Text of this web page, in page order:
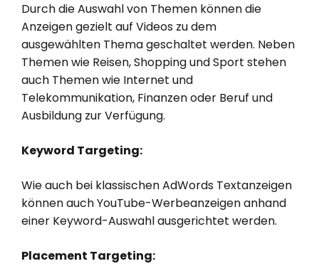
Durch die Auswahl von Themen können die
Anzeigen gezielt auf Videos zu dem
ausgewählten Thema geschaltet werden. Neben
Themen wie Reisen, Shopping und Sport stehen
auch Themen wie Internet und
Telekommunikation, Finanzen oder Beruf und
Ausbildung zur Verfügung.
Keyword Targeting:
Wie auch bei klassischen AdWords Textanzeigen
können auch YouTube-Werbeanzeigen anhand
einer Keyword-Auswahl ausgerichtet werden.
Placement Targeting: